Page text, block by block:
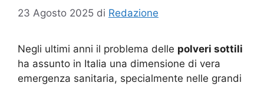
23 Agosto 2025 di Redazione
Negli ultimi anni il problema delle polveri sottili
ha assunto in Italia una dimensione di vera
emergenza sanitaria, specialmente nelle grandi